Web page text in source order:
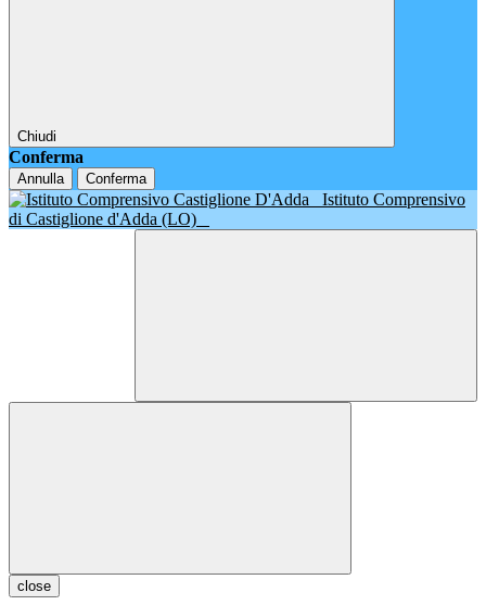
Chiudi
Conferma
Annulla Conferma
Istituto Comprensivo
di Castiglione d'Adda (LO)
close